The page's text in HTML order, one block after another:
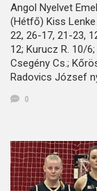
Angol Nyelvet
(Hétfő) Kiss
22, 26-17, 21-23,
12; Kurucz R. 10/
Csegény Cs.;
Radovics József
0